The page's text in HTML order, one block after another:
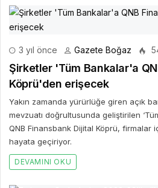
3 yıl önce Gazete Boğaz
Şirketler 'Tüm Bankalar'a
Köprü'den erişecek
Yakın zamanda yürürlüğe giren açık
mevzuatı doğrultusunda geliştirilen
QNB Finansbank Dijital Köprü, firmalar
hayata geçiriyor.
DEVAMINI OKU